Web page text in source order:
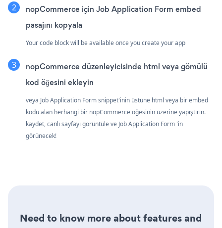
nopCommerce için Job Application Form embed
pasajını kopyala
Your code block will be available once you create your app
nopCommerce düzenleyicisinde html veya gömülü
kod öğesini ekleyin
veya Job Application Form snippet'inin üstüne html veya bir embed
kodu alan herhangi bir nopCommerce öğesinin üzerine yapıştırın.
kaydet, canlı sayfayı görüntüle ve Job Application Form 'in
görünecek!
Need to know more about features and